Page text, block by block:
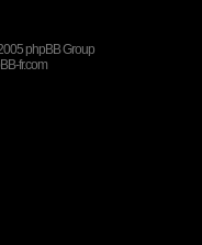
phpBB Group
fr.com